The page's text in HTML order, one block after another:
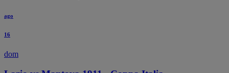
ago
16
dom